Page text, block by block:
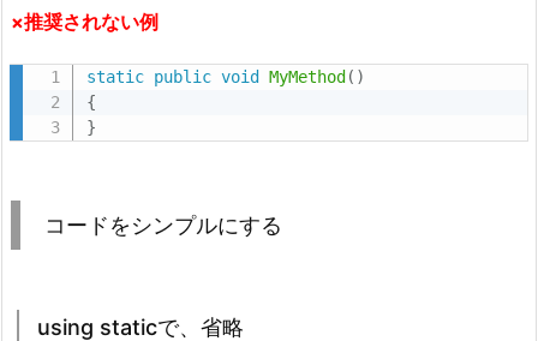
i
n
s
t
で、
×推奨されない例
static public void MyMethod ( )
{
}
コードをシンプルにする
using staticで、省略